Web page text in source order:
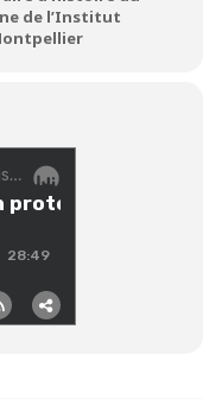
de l’Institut